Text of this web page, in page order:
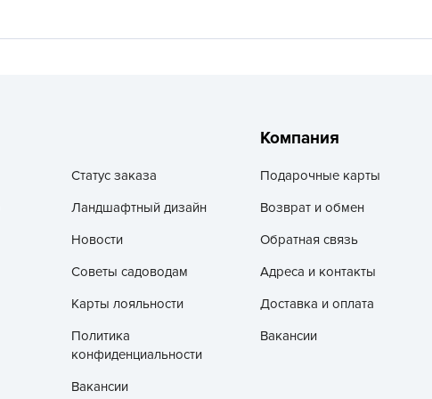
Zarit
АгроСпан
АГРОЭЛИТА
АЭЛИТА
Статус заказа
Ландшафтный дизайн
Новости
Советы садоводам
Карты лояльности
Политика
конфиденциальности
Вакансии
Компания
Подарочные карты
Возврат и обмен
Обратная связь
Адреса и контакты
Доставка и оплата
Вакансии